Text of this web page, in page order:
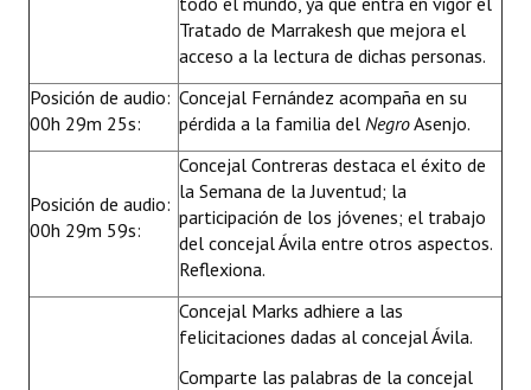
Tratado de Marrakesh que mejora el
acceso a la lectura de dichas personas.
Posición de audio:
00h 29m 25s:
Concejal Fernández acompaña en su
pérdida a la familia del NegroAsenjo.
Posición de audio:
00h 29m 59s:
Concejal Contreras destaca el éxito de
la Semana de la Juventud; la
participación de los jóvenes; el trabajo
del concejal Ávila entre otros aspectos.
Reflexiona.
Concejal Marks adhiere a las
felicitaciones dadas al concejal Ávila.
Comparte las palabras de la concejal